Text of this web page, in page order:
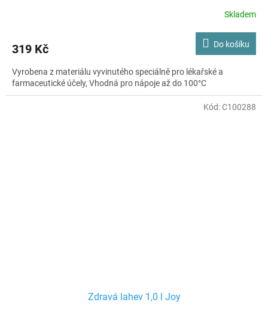
Skladem
319 Kč Do košíku
Vyrobena z materiálu vyvinutého speciálně pro lékařské a
farmaceutické účely, Vhodná pro nápoje až do 100°C
Zdravá lahev 1,0 l Joy
Kód:C100288